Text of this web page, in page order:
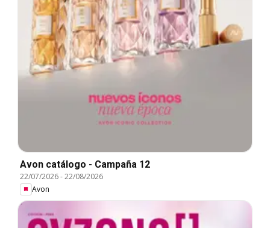
Avon catálogo - Campaña 12
22/07/2026-22/08/2026
Avon